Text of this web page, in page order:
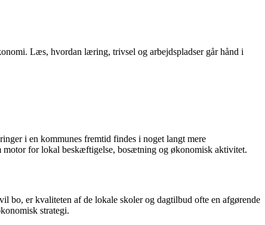
Læs, hvordan læring, trivsel og arbejdspladser går hånd i
i en kommunes fremtid findes i noget langt mere
for lokal beskæftigelse, bosætning og økonomisk aktivitet.
er kvaliteten af de lokale skoler og dagtilbud ofte en afgørende
strategi.